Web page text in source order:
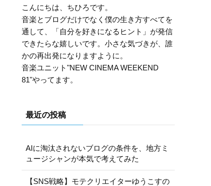
こんにちは、ちひろです。
音楽とブログだけでなく僕の生き方すべてを
通して、「自分を好きになるヒント」が発信
できたらな嬉しいです。小さな気づきが、誰
かの再出発になりますように。
音楽ユニット"NEW CINEMA WEEKEND
81"やってます。
最近の投稿
AIに淘汰されないブログの条件を、地方ミ
ュージシャンが本気で考えてみた
【SNS戦略】モテクリエイターゆうこすの